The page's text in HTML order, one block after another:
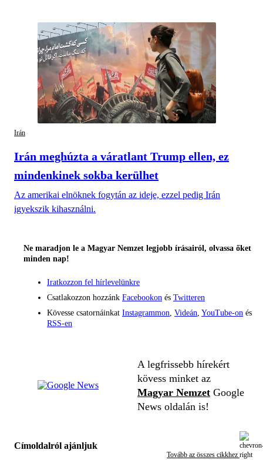
Irán
Irán meghúzta a váratlant Trump ellen, ez
mindenkinek sokba kerülhet
Az amerikai elnöknek fogytán az ideje, ezzel pedig Irán
igyekszik kihasználni.
Ne maradjon le a Magyar Nemzet legjobb írásairól, olvassa őket
minden nap!
Iratkozzon fel hírlevelünkre
Csatlakozzon hozzánk Facebookon és Twitteren
Kövesse csatornáinkat Instagrammon, Videán, YouTube-on és
RSS-en
A legfrissebb hírekért
kövess minket az
Magyar Nemzet Google
News oldalán is!
Címoldalról ajánljuk
Tovább az összes cikkhez